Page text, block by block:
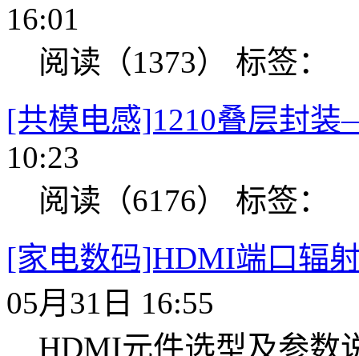
16:01
阅读（1373） 标签：
[共模电感]1210叠层封
10:23
阅读（6176） 标签：
[家电数码]HDMI端口辐
05月31日 16:55
HDMI元件选型及参数